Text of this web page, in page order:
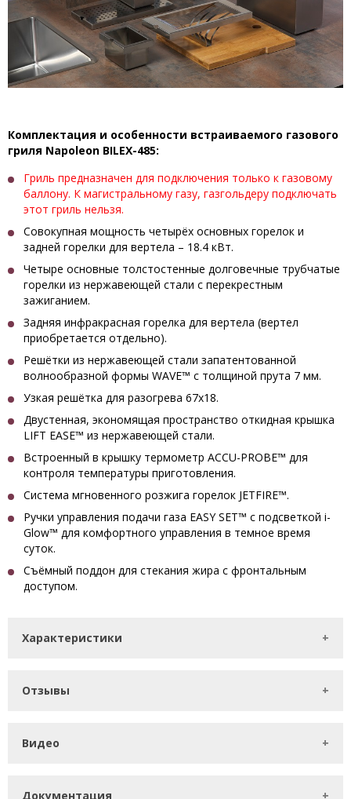
Комплектация и особенности встраиваемого газового
гриля Napoleon BILEX-485:
Гриль предназначен для подключения только к газовому
баллону. К магистральному газу, газгольдеру подключать
этот гриль нельзя.
Совокупная мощность четырёх основных горелок и
задней горелки для вертела – 18.4 кВт.
Четыре основные толстостенные долговечные трубчатые
горелки из нержавеющей стали с перекрестным
зажиганием.
Задняя инфракрасная горелка для вертела (вертел
приобретается отдельно).
Решётки из нержавеющей стали запатентованной
волнообразной формы WAVE™ с толщиной прута 7 мм.
Узкая решётка для разогрева 67х18.
Двустенная, экономящая пространство откидная крышка
LIFT EASE™ из нержавеющей стали.
Встроенный в крышку термометр ACCU-PROBE™ для
контроля температуры приготовления.
Система мгновенного розжига горелок JETFIRE™.
Ручки управления подачи газа EASY SET™ с подсветкой i-
Glow™ для комфортного управления в темное время
суток.
Съёмный поддон для стекания жира с фронтальным
доступом.
Характеристики
Отзывы
Видео
Документация